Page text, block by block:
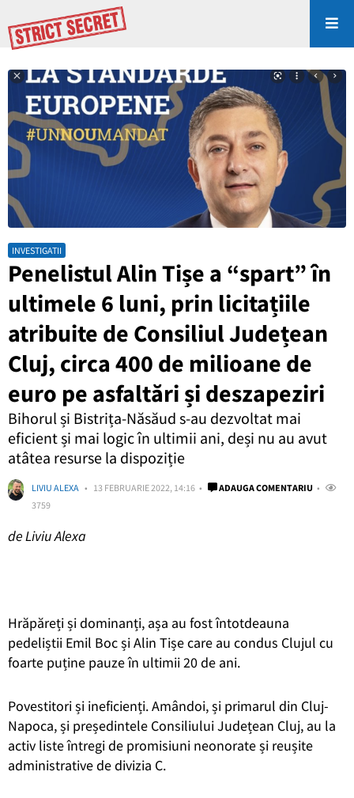
INVESTIGATII
Penelistul Alin Tișe a “spart” în
ultimele 6 luni, prin licitațiile
atribuite de Consiliul Județean
Cluj, circa 400 de milioane de
euro pe asfaltări și deszapeziri
Bihorul și Bistrița-Năsăud s-au dezvoltat mai
eficient și mai logic în ultimii ani, deși nu au avut
atâtea resurse la dispoziție
LIVIU ALEXA 13 FEBRUARIE 2022, 14:16
ADAUGA COMENTARIU
3759
de Liviu Alexa
Hrăpăreți și dominanți, așa au fost întotdeauna
pedeliștii Emil Boc și Alin Tișe care au condus Clujul cu
foarte puține pauze în ultimii 20 de ani.
Povestitori și ineficienți. Amândoi, și primarul din Cluj-
Napoca, și președintele Consiliului Județean Cluj, au la
activ liste întregi de promisiuni neonorate și reușite
administrative de divizia C.